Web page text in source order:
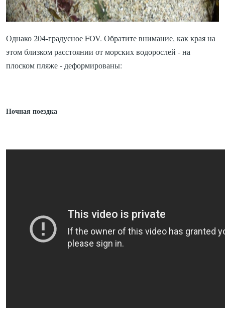
Однако 204-градусное FOV. Обратите внимание, как края на
этом близком расстоянии от морских водорослей - на
плоском пляже - деформированы:
Ночная поездка